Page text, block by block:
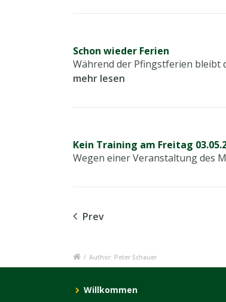
Schon wieder Ferien
Während der Pfingstferien bleibt
mehr lesen
Kein Training am Freitag
Wegen einer Veranstaltung des
Prev
/ Author: Peter Schauer
Willkommen